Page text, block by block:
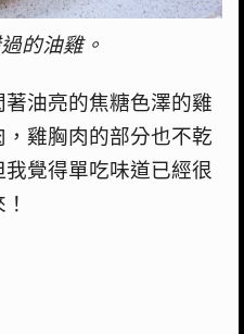
的油雞。
油亮的焦糖色澤的雞
雞胸肉的部分也不乾
覺得單吃味道已經很